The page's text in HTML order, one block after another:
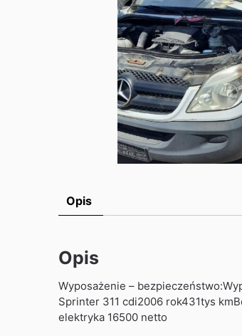
Opis
Opis
Wyposażenie –
Sprinter 311 cdi2006 rok431tys
elektryka 16500 netto